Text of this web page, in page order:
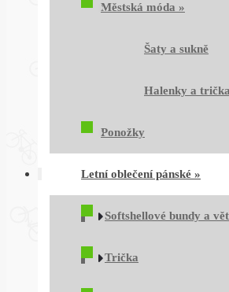
Městská móda »
Šaty a sukně
Halenky a trička
Ponožky
Letní oblečení pánské »
Softshellové bundy a
Trička